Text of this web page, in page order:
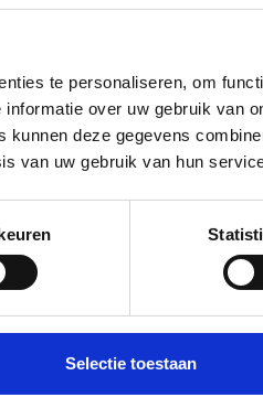
te personaliseren, om
over uw gebruik van
deze gegevens
van uw gebruik van hun
Selectie toestaan
en
elke
Wij maken
duurzaam